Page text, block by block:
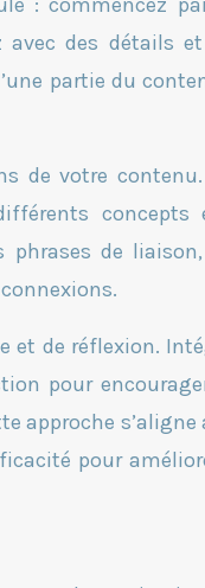
des détails
partie du
de votre contenu.
concepts
de
et de réflexion.
pour
approche s’aligne
pour